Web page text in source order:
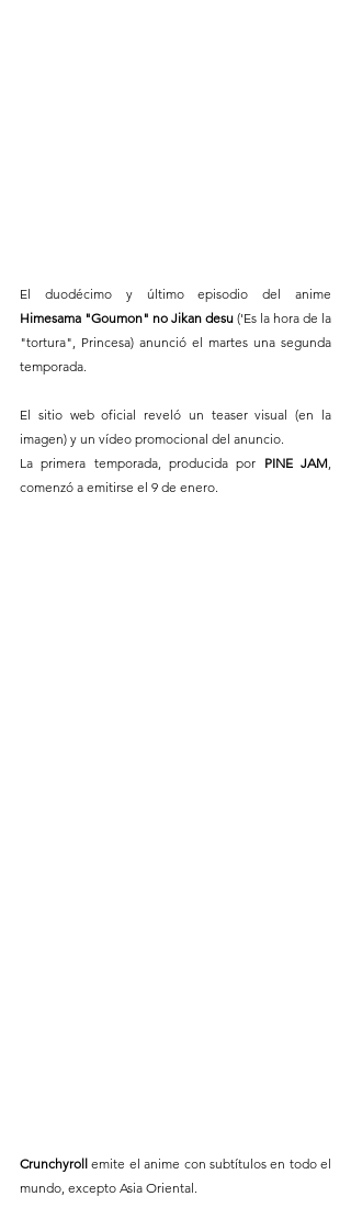
Himesama "Goumon" no Jikan desu ('Es la hora de la
"tortura", Princesa) anunció el martes una segunda
temporada.
El sitio web oficial reveló un teaser visual (en la
imagen) y un vídeo promocional del anuncio.
La primera temporada, producida por PINE JAM,
comenzó a emitirse el 9 de enero.
Crunchyroll emite el anime con subtítulos en todo el
mundo, excepto Asia Oriental.